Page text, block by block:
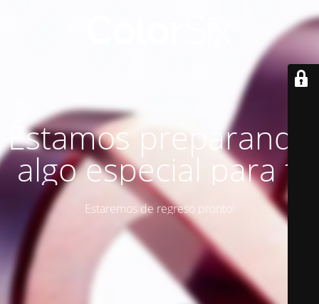
Estamos preparando
algo especial para ti
Estaremos de regreso pronto!